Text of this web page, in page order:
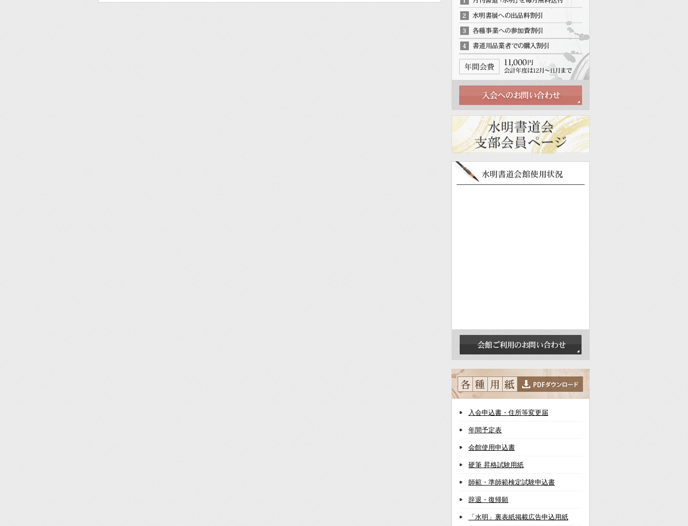
入会申込書・住所等変更届
年間予定表
会館使用申込書
硬筆 昇格試験用紙
師範・準師範検定試験申込書
辞退・復帰願
「水明」裏表紙掲載広告申込用紙